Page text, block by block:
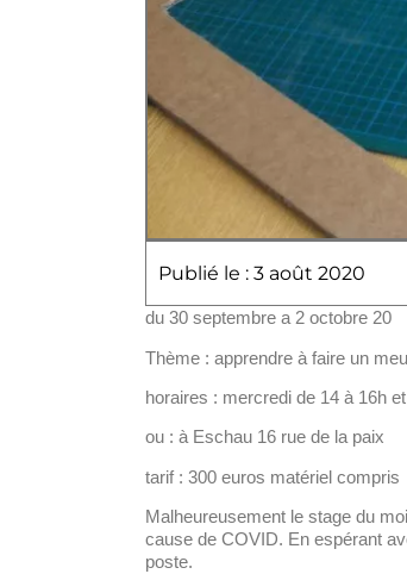
Publié le : 3 août 2020
du 30 septembre a 2 octobre 20
Thème : apprendre à faire un
horaires : mercredi de 14 à 16h
ou : à Eschau 16 rue de la paix
tarif : 300 euros matériel compris
Malheureusement le stage du
cause de COVID. En espérant
poste.